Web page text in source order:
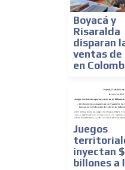
Boyacá y
Risaralda
disparan
ventas
en
Juegos
inyectan
billones a